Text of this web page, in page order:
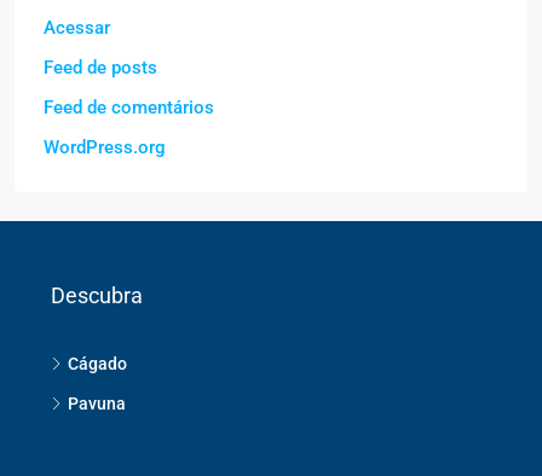
Acessar
Feed de posts
Feed de comentários
WordPress.org
Descubra
Cágado
Pavuna